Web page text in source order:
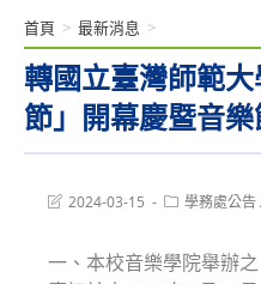
轉國立臺灣師範
節」開幕慶暨音
首頁 > 最新消息 >
Post2024-03-15
Post學務處公告
一、本校音樂學院舉辦